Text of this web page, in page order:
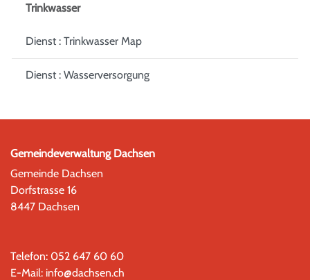
Trinkwasser
Dienst : Trinkwasser Map
Dienst : Wasserversorgung
Gemeindeverwaltung Dachsen
Gemeinde Dachsen
Dorfstrasse 16
8447 Dachsen
Telefon: 052 647 60 60
E-Mail: info@dachsen.ch